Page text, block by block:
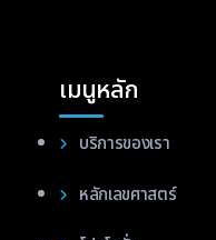
เมนูหลัก
บริการของเรา
หลักเลขศาสตร์